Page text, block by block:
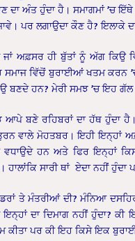
ਦਾ ਅੰਤ ਹੁੰਦਾ ਹੈ। ਸਮਾਗਮਾਂ ’ਚ
ਪਰ ਲਗਾਉਦਾ ਕੌਣ ਹੈ? ਇਲਾਕੇ
ਅਫ਼ਸਰ ਹੀ ਬੁੱਤਾਂ ਨੂੰ ਅੱਗ ਕਿਉ
ਸਮਾਜ ਵਿੱਚੋਂ ਬੁਰਾਈਆਂ ਖਤਮ ਕਰਨ
ਬਣਦੇ ਹਨ? ਮੇਰੀ ਸਮਝ ’ਚ ਇਹ
ਬਣੇ ਰਹਿਬਰਾਂ ਦਾ ਹੱਥ ਹੁੰਦਾ
ਵਾਲੇ ਮੋਹਤਬਰ। ਇਹੀ ਇਨ੍ਹਾਂ
ਹਨ ਅਤੇ ਫਿਰ ਇਨ੍ਹਾਂ
ਸਾਰੀ ਥਾਂ ਏਦਾ ਨਹੀਂ ਹੁੰਦਾ
ਤੇ ਮੰਤਰੀਆਂ ਦੀ? ਮੰਨਿਆ
ਦਾ ਦਿਮਾਗ ਨਹੀਂ ਹੁੰਦਾ?
ਕੀਤਾ ਪਰ ਕੀ ਇਹ ਕਿਸੇ ਇਕ